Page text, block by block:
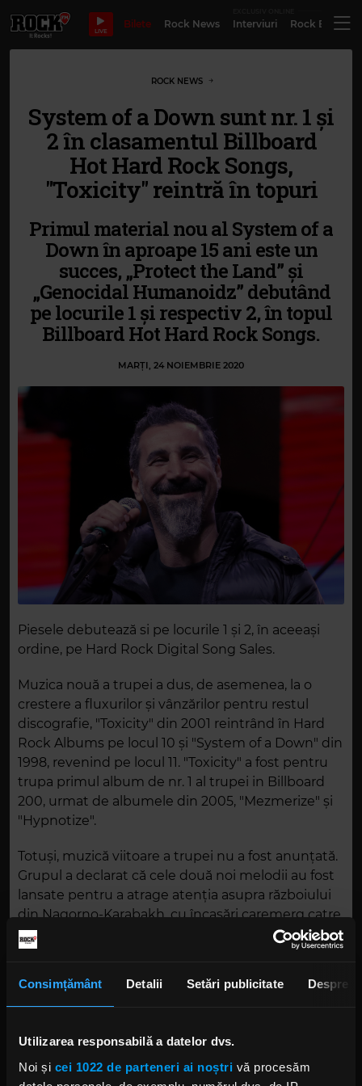
Consimțământ Detalii Setări publicitate Despre
Utilizarea responsabilă a datelor dvs.
Noi și cei 1022 de parteneri ai noștri vă procesăm
LIVE
Bilete Rock News Interviuri Rock
ROCK NEWS
System of a Down sunt nr. 1 și
2 în clasamentul Billboard
Hot Hard Rock Songs,
"Toxicity" reintră în topuri
Primul material nou al System of a
Down în aproape 15 ani este un
succes, „Protect the Land” și
„Genocidal Humanoidz” debutând
pe locurile 1 și respectiv 2, în topul
Billboard Hot Hard Rock Songs.
MARȚI, 24 NOIEMBRIE 2020
Piesele debutează si pe locurile 1 și 2, în aceeași
ordine, pe Hard Rock Digital Song Sales.
Muzica nouă a trupei a dus, de asemenea, la o
crestere a fluxurilor și vânzărilor pentru restul
discografie, "Toxicity" din 2001 reintrând în Hard
Rock Albums pe locul 10 și "System of a Down" din
1998, revenind pe locul 11. "Toxicity" a fost pentru
trupa primul album de nr. 1 al trupei in Billboard
200, urmat de albumele din 2005, "Mezmerize" și
"Hypnotize".
Totuși, muzică viitoare a trupei nu a fost anunțată.
Grupul a declarat că cele două noi melodii au fost
lansate pentru a atrage atenția asupra războiului
din Nagorno-Karabakh, cu încasări caremerg catre
Armenia Fund.